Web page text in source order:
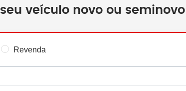
veículo novo ou seminovo
Revenda